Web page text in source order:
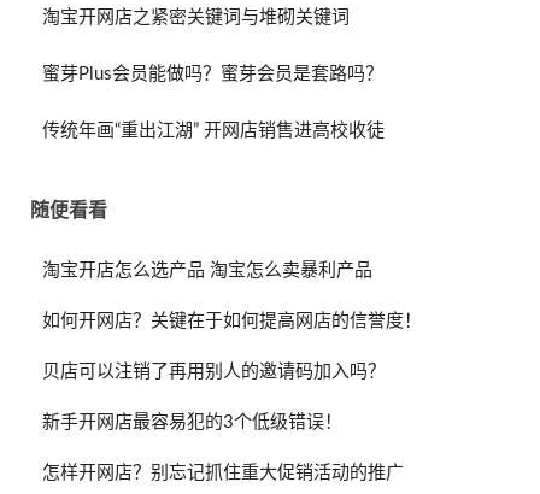
淘宝开网店之紧密关键词与堆砌关键词
蜜芽Plus会员能做吗？蜜芽会员是套路吗？
传统年画“重出江湖” 开网店销售进高校收徒
随便看看
淘宝开店怎么选产品 淘宝怎么卖暴利产品
如何开网店？关键在于如何提高网店的信誉度！
贝店可以注销了再用别人的邀请码加入吗？
新手开网店最容易犯的3个低级错误！
怎样开网店？别忘记抓住重大促销活动的推广